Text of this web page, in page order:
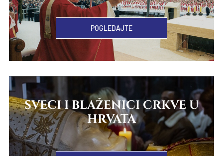
POGLEDAJTE
SVECI I BLAŽENICI CRKVE U
HRVATA